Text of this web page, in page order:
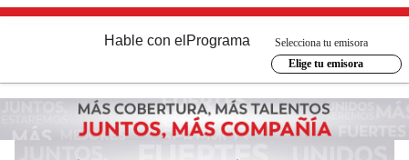
Hable con el Programa
Selecciona tu emisora
Elige tu emisora